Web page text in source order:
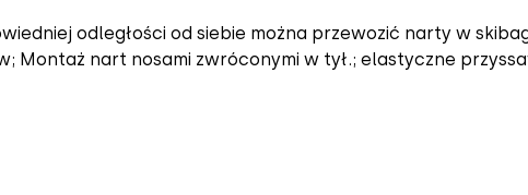
odległości od siebie można przewozić narty w
Montaż nart nosami zwróconymi w tył.; elastyczne